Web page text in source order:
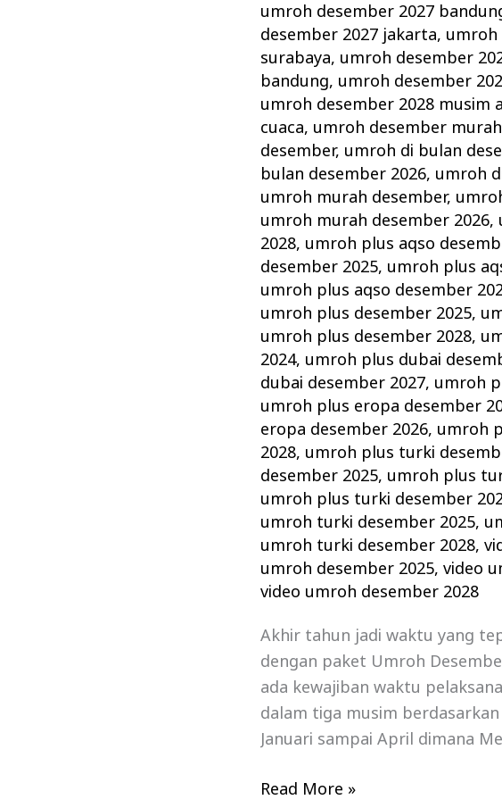
umroh desember 2027
desember 2027 jakarta, umroh
surabaya, umroh desember
bandung, umroh desember
umroh desember 2028 musim
cuaca, umroh desember murah
desember, umroh di bulan
bulan desember 2026, umroh
umroh murah desember,
umroh murah desember 2026,
2028, umroh plus aqso
desember 2025, umroh plus
umroh plus aqso desember
umroh plus desember 2025,
umroh plus desember 2028,
2024, umroh plus dubai
dubai desember 2027, umroh
umroh plus eropa desember
eropa desember 2026, umroh
2028, umroh plus turki
desember 2025, umroh plus
umroh plus turki desember
umroh turki desember 2025,
umroh turki desember 2028,
umroh desember 2025,video
video umroh desember 2028
Akhir tahun jadi waktu yang
dengan paket Umroh
ada kewajiban waktu
dalam tiga musim
Januari sampai April dimana
Read More »